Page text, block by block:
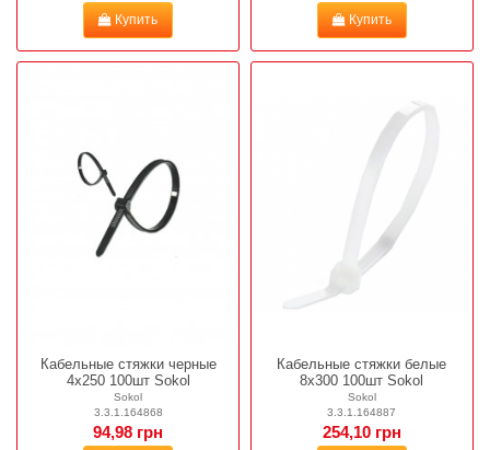
Купить Купить
Кабельные стяжки черные
4х250 100шт Sokol
Sokol
3.3.1.164868
94,98 грн
Кабельные стяжки белые
8х300 100шт Sokol
Sokol
3.3.1.164887
254,10 грн